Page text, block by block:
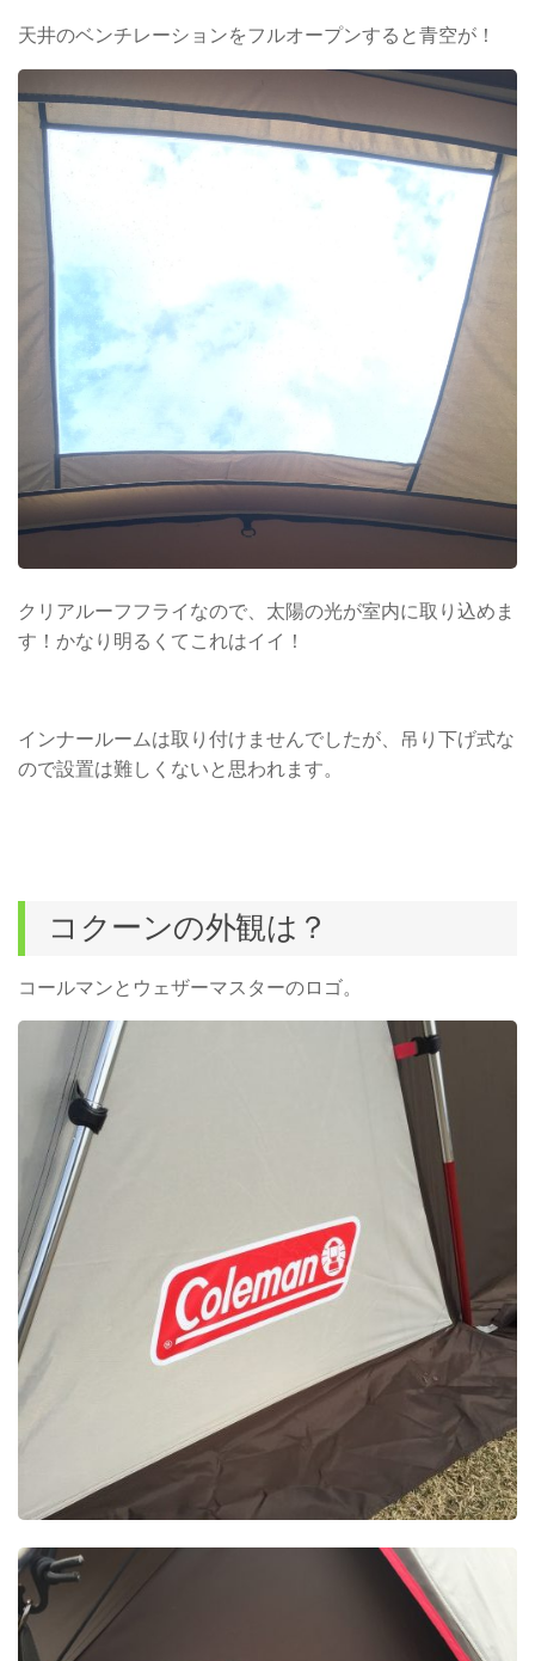
天井のベンチレーションをフルオープンすると青空が！
クリアルーフフライなので、太陽の光が室内に取り込めま
す！かなり明るくてこれはイイ！
インナールームは取り付けませんでしたが、吊り下げ式な
ので設置は難しくないと思われます。
コクーンの外観は？
コールマンとウェザーマスターのロゴ。